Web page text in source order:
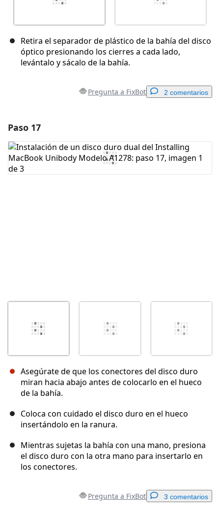
Retira el separador de plástico de la bahía del disco
óptico presionando los cierres a cada lado,
levántalo y sácalo de la bahía.
Pregunta a FixBot 2 comentarios
Agregar Comentario
Paso 17
Asegúrate de que los conectores del disco duro
miran hacia abajo antes de colocarlo en el hueco
de la bahía.
Coloca con cuidado el disco duro en el hueco
insertándolo en la ranura.
Mientras sujetas la bahía con una mano, presiona
el disco duro con la otra mano para insertarlo en
los conectores.
Pregunta a FixBot 3 comentarios